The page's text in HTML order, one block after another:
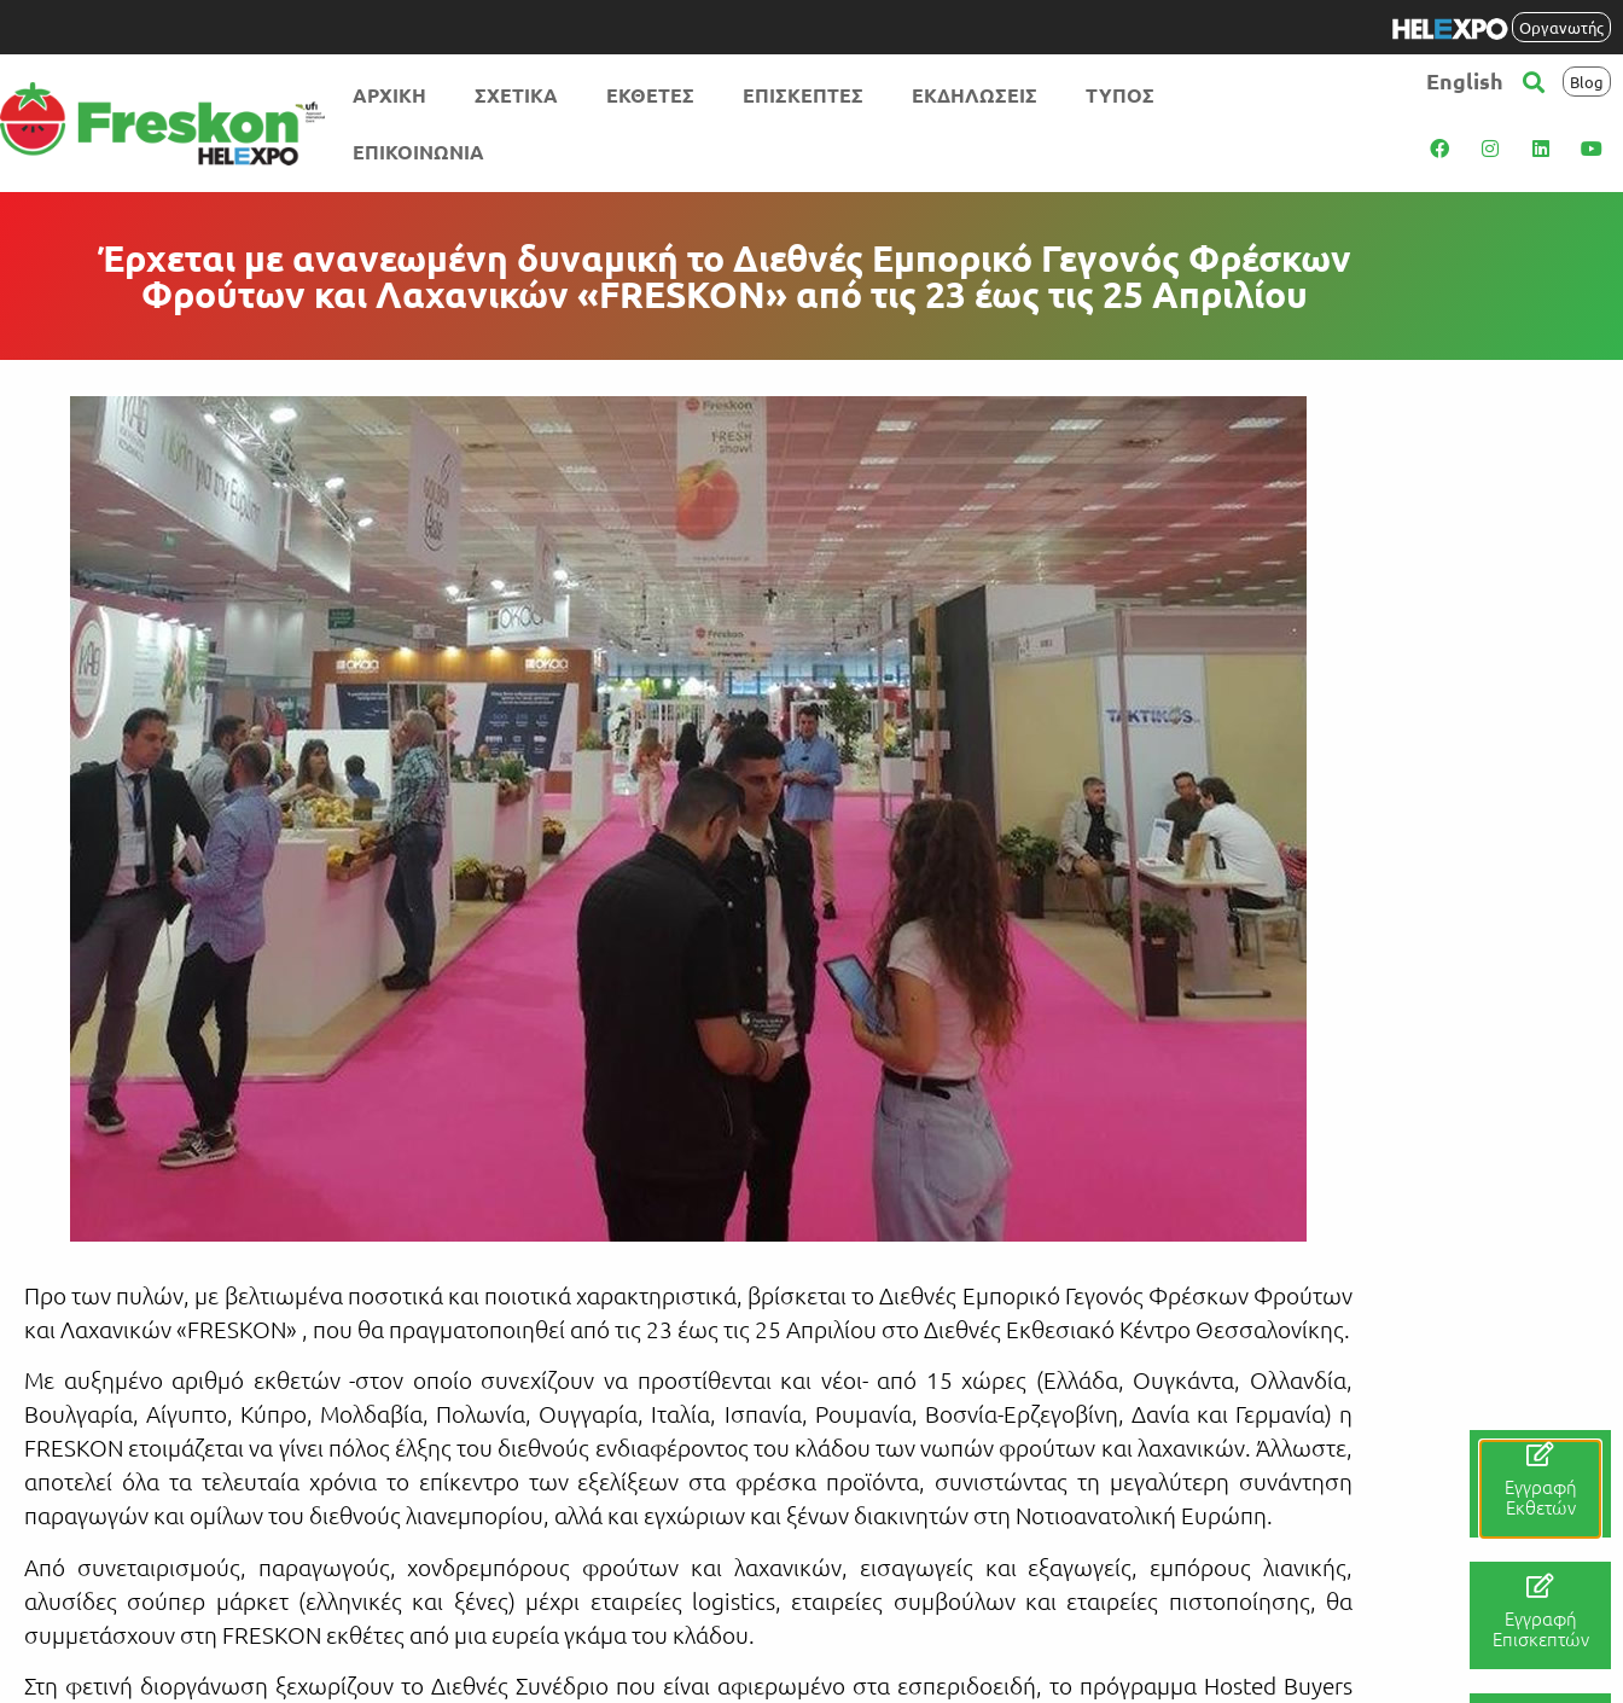
Οργανωτής
ΑΡΧΙΚΗ ΣΧΕΤΙΚΑ ΕΚΘΕΤΕΣ ΕΠΙΣΚΕΠΤΕΣ ΕΚΔΗΛΩΣΕΙΣ ΤΥΠΟΣ
ΕΠΙΚΟΙΝΩΝΙΑ
English Blog
Έρχεται με ανανεωμένη δυναμική το Διεθνές Εμπορικό Γεγονός Φρέσκων
Φρούτων και Λαχανικών «FRESKON» από τις 23 έως τις 25 Απριλίου
Προ των πυλών, με βελτιωμένα ποσοτικά και ποιοτικά χαρακτηριστικά, βρίσκεται το Διεθνές Εμπορικό Γεγονός Φρέσκων Φρούτων
και Λαχανικών «FRESKON» , που θα πραγματοποιηθεί από τις 23 έως τις 25 Απριλίου στο Διεθνές Εκθεσιακό Κέντρο Θεσσαλονίκης.
Με αυξημένο αριθμό εκθετών -στον οποίο συνεχίζουν να προστίθενται και νέοι- από 15 χώρες (Ελλάδα, Ουγκάντα, Ολλανδία,
Βουλγαρία, Αίγυπτο, Κύπρο, Μολδαβία, Πολωνία, Ουγγαρία, Ιταλία, Ισπανία, Ρουμανία, Βοσνία-Ερζεγοβίνη, Δανία και Γερμανία) η
FRESKON ετοιμάζεται να γίνει πόλος έλξης του διεθνούς ενδιαφέροντος του κλάδου των νωπών φρούτων και λαχανικών. Άλλωστε,
αποτελεί όλα τα τελευταία χρόνια το επίκεντρο των εξελίξεων στα φρέσκα προϊόντα, συνιστώντας τη μεγαλύτερη συνάντηση
παραγωγών και ομίλων του διεθνούς λιανεμπορίου, αλλά και εγχώριων και ξένων διακινητών στη Νοτιοανατολική Ευρώπη.
Από συνεταιρισμούς, παραγωγούς, χονδρεμπόρους φρούτων και λαχανικών, εισαγωγείς και εξαγωγείς, εμπόρους λιανικής,
αλυσίδες σούπερ μάρκετ (ελληνικές και ξένες) μέχρι εταιρείες logistics, εταιρείες συμβούλων και εταιρείες πιστοποίησης, θα
συμμετάσχουν στη FRESKON εκθέτες από μια ευρεία γκάμα του κλάδου.
Στη φετινή διοργάνωση ξεχωρίζουν το Διεθνές Συνέδριο που είναι αφιερωμένο στα εσπεριδοειδή, το πρόγραμμα Hosted Buyers
Εγγραφή
Εκθετών
Εγγραφή
Επισκεπτών